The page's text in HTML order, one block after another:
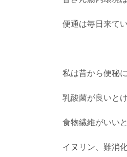
便通は毎日来て
私は昔から便秘
乳酸菌が良いと
食物繊維がいい
イヌリン、難消